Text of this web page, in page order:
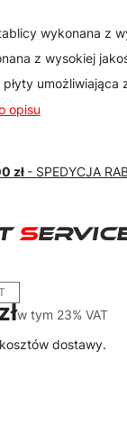
wykonana z
z wysokiej
opisu
zł - SPEDYCJA
w tym 23% VAT
w tym 23% VAT
dostawy.